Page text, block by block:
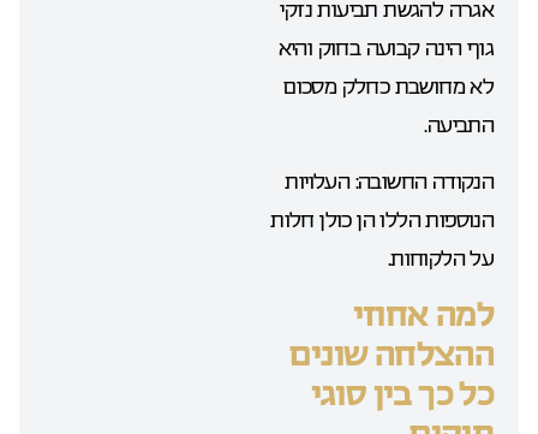
אגרה להגשת תביעות נזקי
גוף הינה קבועה בחוק והיא
לא מחושבת כחלק מסכום
התביעה.
הנקודה החשובה: העלויות
הנוספות הללו הן כולן חלות
על הלקוחות.
למה אחוזי
ההצלחה שונים
כל כך בין סוגי